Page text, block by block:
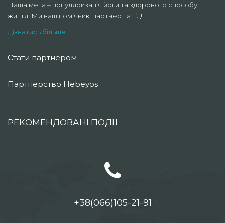
Наша мета – популяризація йоги та здорового способу
життя. Ми ваш помічник, партнер та гід!
Дізнатись більше +
Стати партнером
Партнерство Hebeyos
РЕКОМЕНДОВАНІ ПОДІЇ
+38(066)105-21-91